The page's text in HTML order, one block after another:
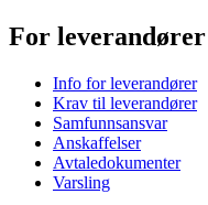
For leverandører
Info for leverandører
Krav til leverandører
Samfunnsansvar
Anskaffelser
Avtaledokumenter
Varsling